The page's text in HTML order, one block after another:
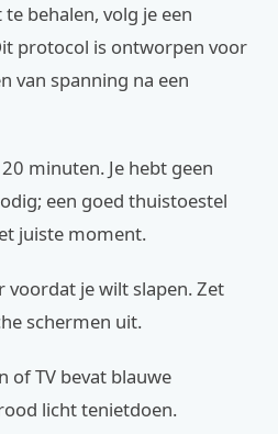
behalen, volg je een
protocol is ontworpen voor
van spanning na een
minuten. Je hebt geen
een goed thuistoestel
juiste moment.
voordat je wilt slapen. Zet
schermen uit.
of TV bevat blauwe
licht tenietdoen.